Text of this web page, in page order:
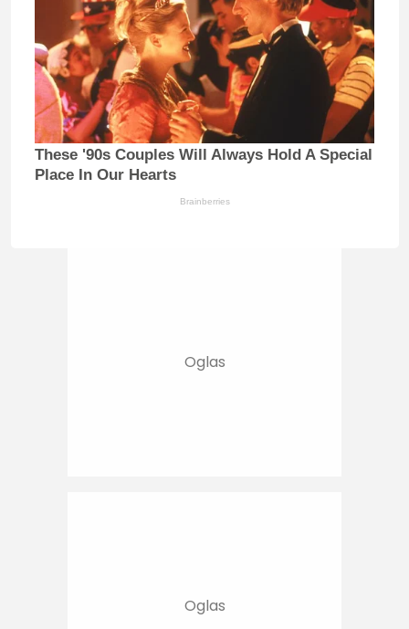
These '90s Couples Will Always Hold A Special
Place In Our Hearts
Brainberries